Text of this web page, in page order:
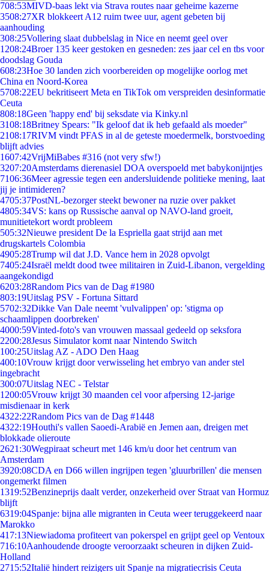
708:53MIVD-baas lekt via Strava routes naar geheime kazerne
3508:27XR blokkeert A12 ruim twee uur, agent gebeten bij
aanhouding
308:25Vollering slaat dubbelslag in Nice en neemt geel over
1208:24Broer 135 keer gestoken en gesneden: zes jaar cel en tbs voor
doodslag Gouda
608:23Hoe 30 landen zich voorbereiden op mogelijke oorlog met
China en Noord-Korea
5708:22EU bekritiseert Meta en TikTok om verspreiden desinformatie
Ceuta
808:18Geen 'happy end' bij seksdate via Kinky.nl
3108:18Britney Spears: "Ik geloof dat ik heb gefaald als moeder"
2108:17RIVM vindt PFAS in al de geteste moedermelk, borstvoeding
blijft advies
1607:42VrijMiBabes #316 (not very sfw!)
3207:20Amsterdams dierenasiel DOA overspoeld met babykonijntjes
7106:36Meer agressie tegen een andersluidende politieke mening, laat
jij je intimideren?
4705:37PostNL-bezorger steekt bewoner na ruzie over pakket
4805:34VS: kans op Russische aanval op NAVO-land groeit,
munitietekort wordt probleem
505:32Nieuwe president De la Espriella gaat strijd aan met
drugskartels Colombia
4905:28Trump wil dat J.D. Vance hem in 2028 opvolgt
7405:24Israël meldt dood twee militairen in Zuid-Libanon, vergelding
aangekondigd
6203:28Random Pics van de Dag #1980
803:19Uitslag PSV - Fortuna Sittard
5702:32Dikke Van Dale neemt 'vulvalippen' op: 'stigma op
schaamlippen doorbreken'
4000:59Vinted-foto's van vrouwen massaal gedeeld op seksfora
2200:28Jesus Simulator komt naar Nintendo Switch
100:25Uitslag AZ - ADO Den Haag
400:10Vrouw krijgt door verwisseling het embryo van ander stel
ingebracht
300:07Uitslag NEC - Telstar
1200:05Vrouw krijgt 30 maanden cel voor afpersing 12-jarige
misdienaar in kerk
4322:22Random Pics van de Dag #1448
4322:19Houthi's vallen Saoedi-Arabië en Jemen aan, dreigen met
blokkade olieroute
2621:30Wegpiraat scheurt met 146 km/u door het centrum van
Amsterdam
3920:08CDA en D66 willen ingrijpen tegen 'gluurbrillen' die mensen
ongemerkt filmen
1319:52Benzineprijs daalt verder, onzekerheid over Straat van Hormuz
blijft
6319:04Spanje: bijna alle migranten in Ceuta weer teruggekeerd naar
Marokko
417:13Niewiadoma profiteert van pokerspel en grijpt geel op Ventoux
716:10Aanhoudende droogte veroorzaakt scheuren in dijken Zuid-
Holland
2715:52Italië hindert reizigers uit Spanje na migratiecrisis Ceuta